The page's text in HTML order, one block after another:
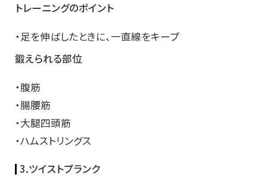
トレーニングのポイント
・足を伸ばしたときに、一直線をキープ
鍛えられる部位
・腹筋
・腸腰筋
・大腿四頭筋
・ハムストリングス
3.ツイストプランク